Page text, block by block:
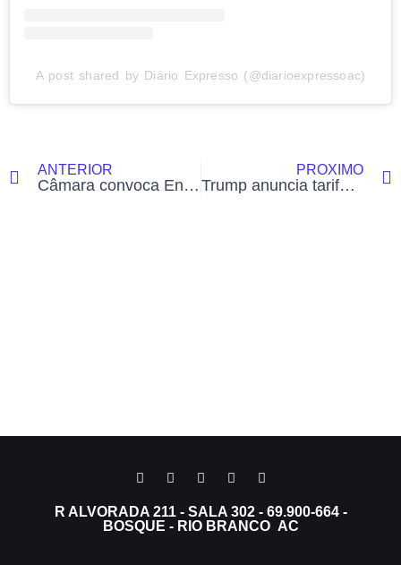
A post shared by Diário Expresso (@diarioexpressoac)
ANTERIOR
Câmara convoca Energisa para explicar falha em ligação elétrica que cancelou ação do Hemoacre
PRÓXIMO
Trump anuncia tarifa de 50% sobre produtos brasileiros e dólar fecha acima de R$ 5,50 com bolsa em queda
R ALVORADA 211 - SALA 302 - 69.900-664 -
BOSQUE - RIO BRANCO AC